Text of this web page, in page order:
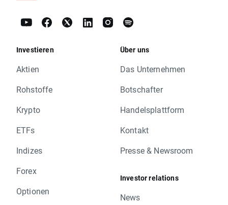
Investieren
Aktien
Rohstoffe
Krypto
ETFs
Indizes
Forex
Optionen
Über uns
Das Unternehmen
Botschafter
Handelsplattform
Kontakt
Presse & Newsroom
Investor relations
News